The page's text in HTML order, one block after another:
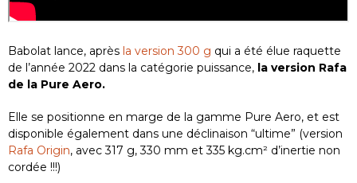
Babolat lance, après la version 300 g qui a été élue raquette
de l’année 2022 dans la catégorie puissance, la version Rafa
de la Pure Aero.
Elle se positionne en marge de la gamme Pure Aero, et est
disponible également dans une déclinaison “ultime” (version
Rafa Origin, avec 317 g, 330 mm et 335 kg.cm² d’inertie non
cordée !!!)